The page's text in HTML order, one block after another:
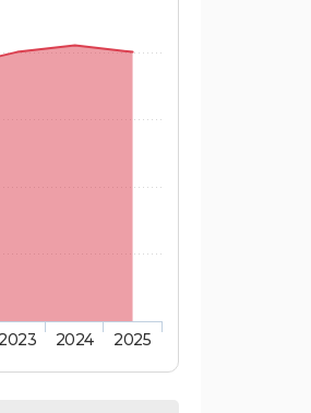
2023 2024 2025